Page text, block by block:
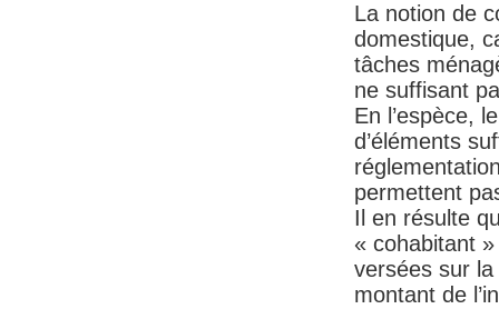
La notion de
domestique,
tâches
ne suffisant
En l’espèce,
d’éléments
permettent
Il en résulte
« cohabitant
versées sur la
montant de